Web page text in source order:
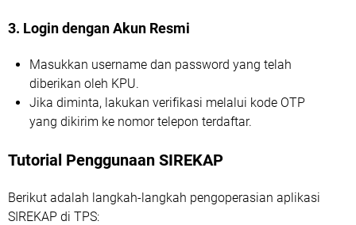
3. Login dengan Akun Resmi
Masukkan username dan password yang telah
diberikan oleh KPU.
Jika diminta, lakukan verifikasi melalui kode OTP
yang dikirim ke nomor telepon terdaftar.
Tutorial Penggunaan SIREKAP
Berikut adalah langkah-langkah pengoperasian aplikasi
SIREKAP di TPS: